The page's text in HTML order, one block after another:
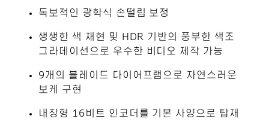
독보적인 광학식 손떨림 보정
생생한 색 재현 및 HDR 기반의 풍부한 색조
그라데이션으로 우수한 비디오 제작 가능
9개의 블레이드 다이어프램으로 자연스러운
보케 구현
내장형 16비트 인코더를 기본 사양으로 탑재